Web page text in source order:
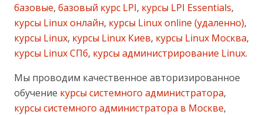
базовые, базовый курс LPI, курсы LPI Essentials,
курсы Linux онлайн, курсы Linux online (удаленно),
курсы Linux, курсы Linux Киев, курсы Linux Москва,
курсы Linux СПб, курсы администрирование Linux.
Мы проводим качественное авторизированное
обучение курсы системного администратора,
курсы системного администратора в Москве,